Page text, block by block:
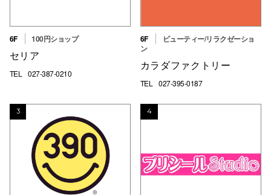
6F 100円ショップ
セリア
TEL 027-387-0210
6F
ビューティー/リラクゼーショ
ン
カラダファクトリー
TEL 027-395-0187
3 4
那覇オ